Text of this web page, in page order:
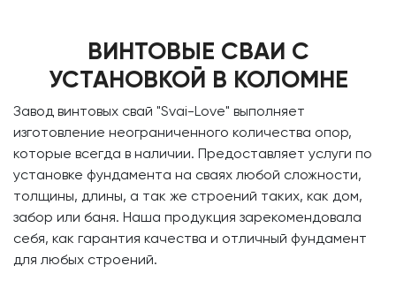
ВИНТОВЫЕ СВАИ С
УСТАНОВКОЙ В КОЛОМНЕ
​Завод винтовых свай "Svai-Love" выполняет
изготовление неограниченного количества опор,
которые всегда в наличии. Предоставляет услуги по
установке фундамента на сваях любой сложности,
толщины, длины, а так же строений таких, как дом,
забор или баня. Наша продукция зарекомендовала
себя, как гарантия качества и отличный фундамент
для любых строений.